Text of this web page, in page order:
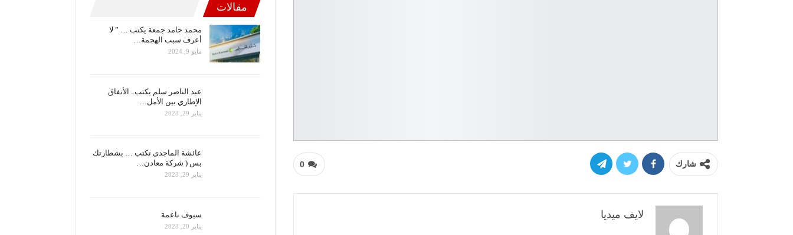
0 شارك
لايف ميديا
مقالات
محمد حامد جمعة يكتب … ” لا
أعرف سبب الهجمة…
مايو 9, 2024
عبد الناصر سلم يكتب.. الأتفاق
الإطاري بين الأمل…
يناير 29, 2023
عائشة الماجدي تكتب … بشطارتك
بس ( شركة معادن…
يناير 29, 2023
سيوف ناعمة
يناير 20, 2023